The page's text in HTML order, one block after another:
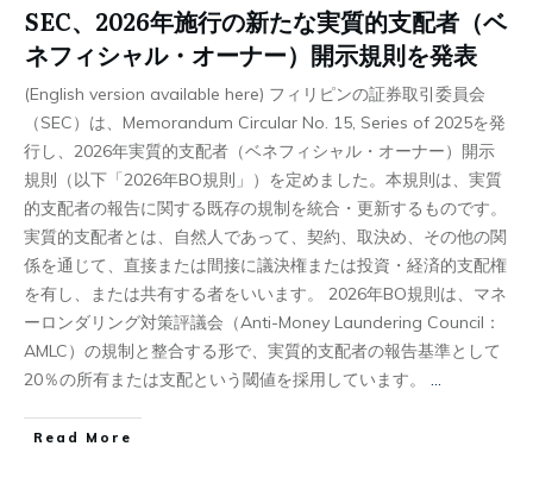
SEC、2026年施行の新たな実質的支配者（ベ
ネフィシャル・オーナー）開示規則を発表
(English version available here) フィリピンの証券取引委員会
（SEC）は、Memorandum Circular No. 15, Series of 2025を発
行し、2026年実質的支配者（ベネフィシャル・オーナー）開示
規則（以下「2026年BO規則」）を定めました。本規則は、実質
的支配者の報告に関する既存の規制を統合・更新するものです。
実質的支配者とは、自然人であって、契約、取決め、その他の関
係を通じて、直接または間接に議決権または投資・経済的支配権
を有し、または共有する者をいいます。 2026年BO規則は、マネ
ーロンダリング対策評議会（Anti-Money Laundering Council：
AMLC）の規制と整合する形で、実質的支配者の報告基準として
20％の所有または支配という閾値を採用しています。 ...
Read More